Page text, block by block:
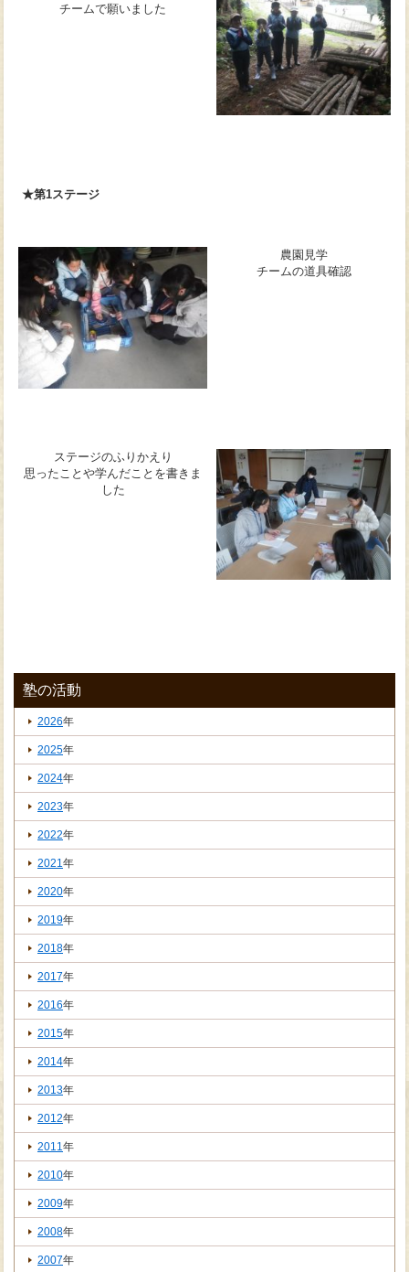
チームで願いました
★第1ステージ
農園見学
チームの道具確認
ステージのふりかえり
思ったことや学んだことを書きま
した
塾の活動
2026年
2025年
2024年
2023年
2022年
2021年
2020年
2019年
2018年
2017年
2016年
2015年
2014年
2013年
2012年
2011年
2010年
2009年
2008年
2007年